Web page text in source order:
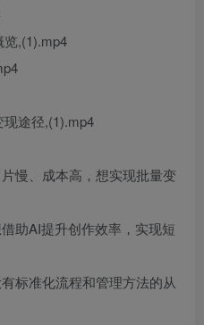
览,(1).mp4
途径,(1).mp4
慢、成本高，想实现批量变
助AI提升创作效率，实现短
标准化流程和管理方法的从